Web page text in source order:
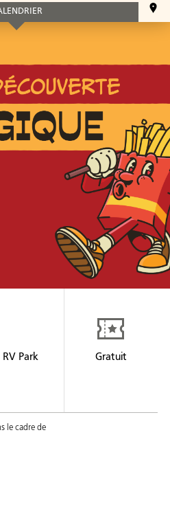
Ce mois-ci
Park Gratuit